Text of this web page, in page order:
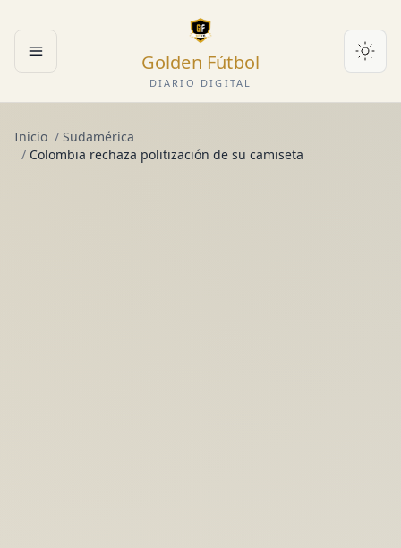
Abrir menú Golden Fútbol
DIARIO DIGITAL
Inicio / Sudamérica
/ Colombia rechaza politización de su camiseta